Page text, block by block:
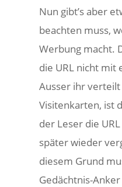
Nun gibt’s aber
beachten muss,
Werbung macht.
die URL nicht mit
Ausser ihr
Visitenkarten, ist
der Leser die
später wieder
diesem Grund
Gedächtnis-